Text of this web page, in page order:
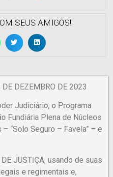
SEUS AMIGOS!
DEZEMBRO DE 2023
Judiciário, o Programa
Fundiária Plena de Núcleos
“Solo Seguro – Favela” – e
DE JUSTIÇA, usando de suas
e regimentais e,